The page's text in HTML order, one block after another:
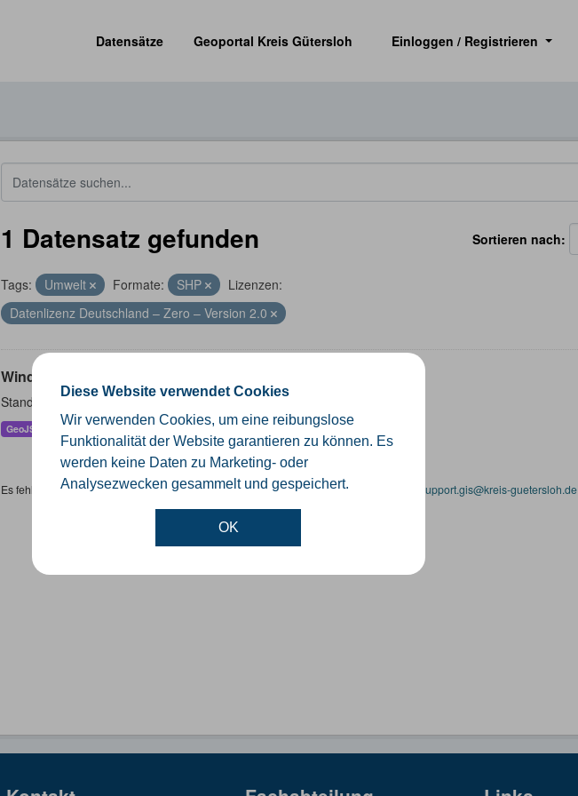
Diese Website verwendet Cookies
Wir verwenden Cookies, um eine reibungslose
Funktionalität der Website garantieren zu können. Es
werden keine Daten zu Marketing- oder
Analysezwecken gesammelt und gespeichert.
OK
Datensätze
Geoportal Kreis Gütersloh Einloggen / Registrieren
Sortieren nach
1 Datensatz gefunden
Tags: Umwelt Formate: SHP
Lizenzen:
Datenlizenz Deutschland – Zero – Version 2.0
Windenergieanlagen
Standorte der Windenergieanlagen im Kreis Gütersloh
GeoJSON KML SHP
Es fehlen spezifische Datensätze? Wenden Sie sich bitte an einen Administrator unter: support.gis@kreis-guetersloh.de